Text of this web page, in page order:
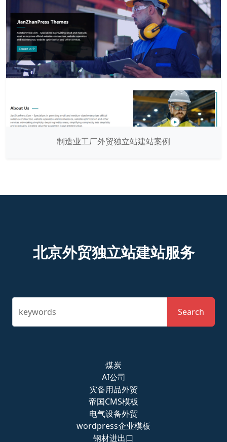
制造业工厂外贸独立站建站案例
北京外贸独立站建站服务
keywords Search
煤炭
AI公司
灾备用品外贸
帝国CMS模板
电气设备外贸
wordpress企业模板
钢材进出口